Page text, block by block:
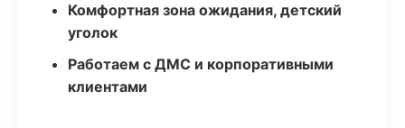
Комфортная зона ожидания, детский
уголок
Работаем с ДМС и корпоративными
клиентами